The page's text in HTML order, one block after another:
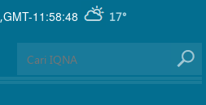
GMT-11:58:48 17°
,